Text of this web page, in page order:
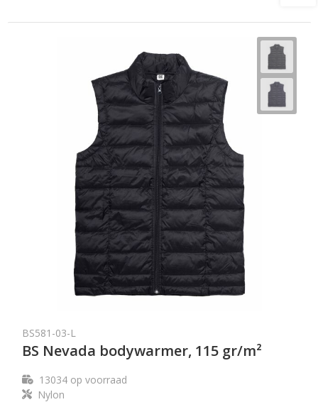
BS581-03-L
BS Nevada bodywarmer, 115 gr/m²
13034op voorraad
Nylon